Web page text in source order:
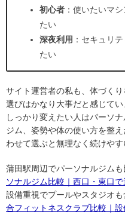
初心者 ：使いたいマ
たい
深夜利用 ：セキュリ
たい
サイト運営者の私も、体づく
選びはかなり大事だと感じてい
しっかり変えたい人はパーソ
ジム、姿勢や体の使い方を整
わせて選ぶと無理なく続けやす
蒲田駅周辺でパーソナルジムも
ソナルジム比較｜西口・東口で
設備重視でプールやスタジオも
合フィットネスクラブ比較｜設